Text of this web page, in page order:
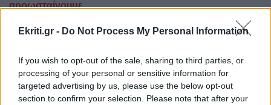
Ekriti.gr - Do Not Process My Personal Information
If you wish to opt-out of the sale, sharing to third parties, or
processing of your personal or sensitive information for
targeted advertising by us, please use the below opt-out
section to confirm your selection. Please note that after your
αρρωσταίνουμε
Πώς η διατροφή επηρεάζει το δέρμα - Οι έρευνες και οι
Ακολουθήστε το ekriti.gr στοGoogle News
και
μάθετε πρώτοι όλες τις ειδήσεις για την Κρήτη
και όχι μόνο.